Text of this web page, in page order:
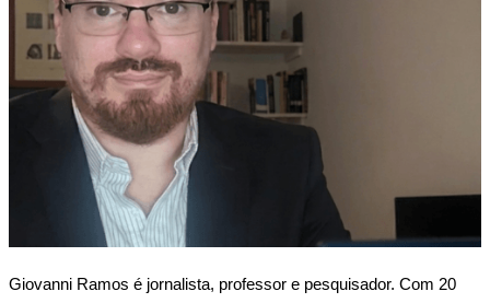
Giovanni Ramos é jornalista, professor e pesquisador. Com 20